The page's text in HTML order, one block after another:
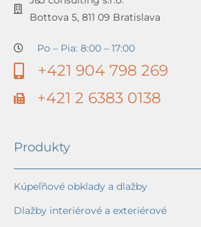
Bottova 5, 811 09 Bratislava
Po – Pia: 8:00 – 17:00
+421 904 798 269
+421 2 6383 0138
Produkty
Kúpeľňové obklady a dlažby
Dlažby interiérové a exteriérové